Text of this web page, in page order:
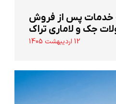
خدمات پس از فروش
جک و لاماری تراک
12 اردیبهشت 1405